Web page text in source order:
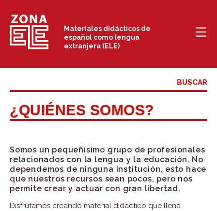
contenido
Materiales didácticos de
español como lengua
extranjera (ELE)
¿QUIÉNES SOMOS?
Somos un pequeñísimo grupo de profesionales
relacionados con la lengua y la educación. No
dependemos de ninguna institución, esto hace
que nuestros recursos sean pocos, pero nos
permite crear y actuar con gran libertad.
Disfrutamos creando material didáctico que llena